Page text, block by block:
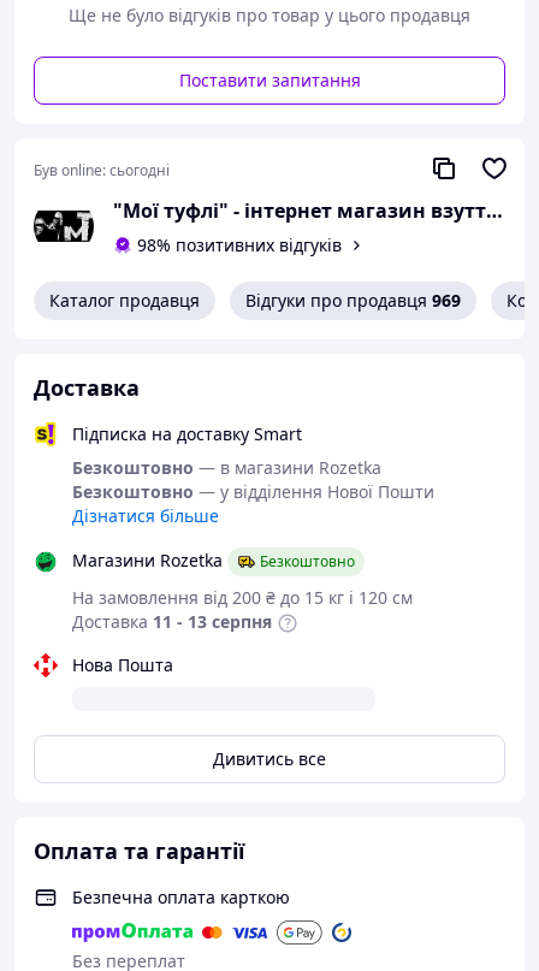
розмір 39 - 25 сантиметрів;
розмір 40 - 25,5
сантиметра.
При оформленні замовлення
необхідний розмір вказуйте в
коментарях.
Вам сподобалася модель
і Ви вирішили купити?
необхідного Вам розміру.
Або задайте запитання на
simashkevichr@ukr.net
Всі товари магазину -->
Необхідний розмір
визначається за довжиною
устілки
Розміри в наявності і розмірну
сітку дивіться в описі
Якісне взуття
українського
Колір:блакитний.
Ще не було відгуків про товар у цього продавця
Поставити запитання
Був online:сьогодні
"Мої туфлі" - інтернет магазин взуття на всі випадки життя.
98% позитивних відгуків
Каталог продавця Відгуки про продавця 969
Доставка
Підписка на доставку Smart
Безкоштовно — в магазини Rozetka
Безкоштовно — у відділення Нової Пошти
Дізнатися більше
Магазини Rozetka
Безкоштовно
На замовлення від 200 ₴ до 15 кг і 120 см
Доставка 11 - 13 серпня
Нова Пошта
Дивитись все
Оплата та гарантії
Безпечна оплата карткою
Без переплат